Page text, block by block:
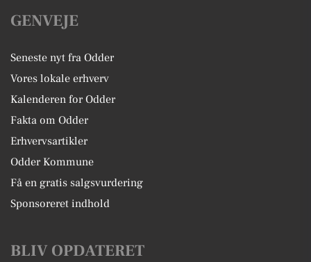
GENVEJE
Seneste nyt fra Odder
Vores lokale erhverv
Kalenderen for Odder
Fakta om Odder
Erhvervsartikler
Odder Kommune
Få en gratis salgsvurdering
Sponsoreret indhold
BLIV OPDATERET